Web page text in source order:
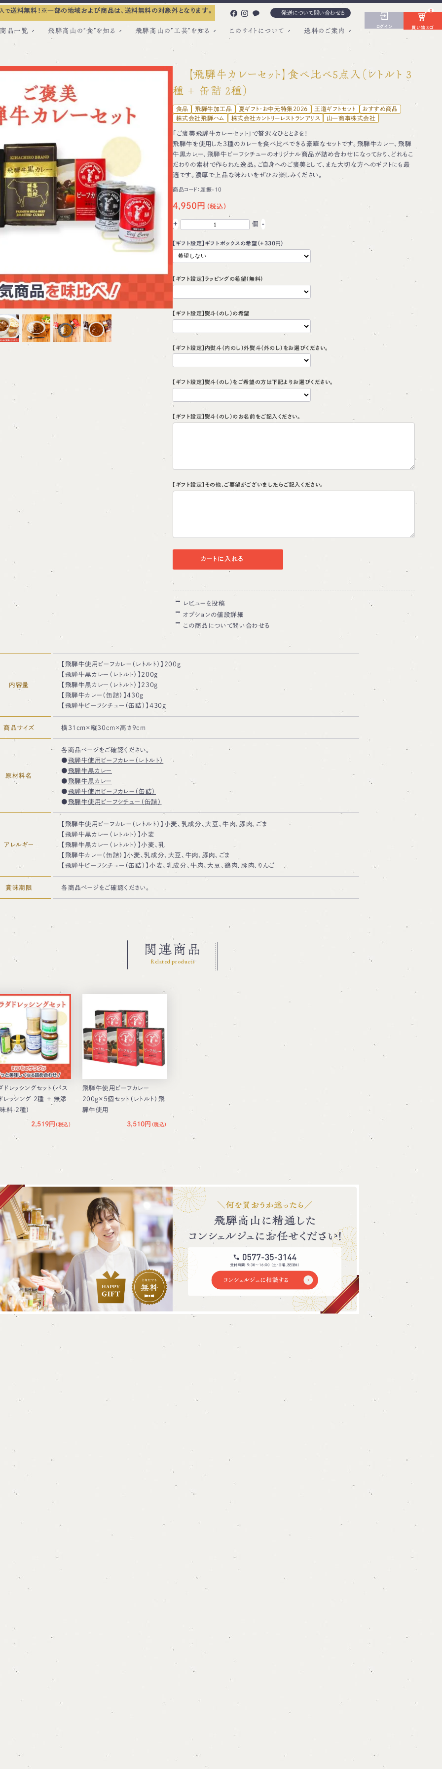
で送料無料！ ※一部の地域および商品は、送料無料の対象外となります。 発送について問い合わせる
品一覧 飛騨高山の”食”を知る 飛騨高山の”工芸”を知る このサイトについて 送料のご案内
ログイン 買い物カゴ
0
【飛騨牛カレーセット】食べ比べ5点入（レトルト 3
種 ＋ 缶詰 2種）
食品 飛騨牛加工品 夏ギフト・お中元特集2026 王道ギフトセット
おすすめ商品
株式会社飛騨ハム
株式会社カントリーレストランアリス 山一商事株式会社
「ご褒美飛騨牛カレーセット」で贅沢なひとときを！
飛騨牛を使用した3種のカレーを食べ比べできる豪華なセットです。飛騨牛カレー、飛騨
牛黒カレー、飛騨牛ビーフシチューのオリジナル商品が詰め合わせになっており、どれもこ
だわりの素材で作られた逸品。ご自身へのご褒美として、また大切な方へのギフトにも最
適です。濃厚で上品な味わいをぜひお楽しみください。
商品コード： 産振-10
4,950円
+ 個 -
【ギフト設定】ギフトボックスの希望（+330円）
【ギフト設定】ラッピングの希望（無料）
【ギフト設定】熨斗（のし）の希望
【ギフト設定】内熨斗（内のし）外熨斗（外のし）をお選びください。
【ギフト設定】熨斗（のし）をご希望の方は下記よりお選びください。
【ギフト設定】熨斗（のし）のお名前をご記入ください。
【ギフト設定】その他、ご要望がございましたらご記入ください。
カートに入れる
レビューを投稿
オプションの値段詳細
この商品について問い合わせる
内容量
【飛騨牛使用ビーフカレー（レトルト）】200g
【飛騨牛黒カレー（レトルト）】200g
【飛騨牛黒カレー（レトルト）】230g
【飛騨牛カレー（缶詰）】430g
【飛騨牛ビーフシチュー（缶詰）】430g
商品サイズ 横31cm×縦30cm×高さ9cm
原材料名
各商品ページをご確認ください。
●飛騨牛使用ビーフカレー（レトルト）
●飛騨牛黒カレー
●飛騨牛黒カレー
●飛騨牛使用ビーフカレー（缶詰）
●飛騨牛使用ビーフシチュー（缶詰）
アレルギー
【飛騨牛使用ビーフカレー（レトルト）】小麦、乳成分、大豆、牛肉、豚肉、ごま
【飛騨牛黒カレー（レトルト）】小麦
【飛騨牛黒カレー（レトルト）】小麦、乳
【飛騨牛カレー（缶詰）】小麦、乳成分、大豆、牛肉、豚肉、ごま
【飛騨牛ビーフシチュー（缶詰）】小麦、乳成分、牛肉、大豆、鶏肉、豚肉、りんご
賞味期限 各商品ページをご確認ください。
関連商品
Related products
ドレッシングセット（パス
レッシング 2種 ＋ 無添
料 2種）
2,519円
飛騨牛使用ビーフカレー
200g×5個セット（レトルト）飛
騨牛使用
3,510円